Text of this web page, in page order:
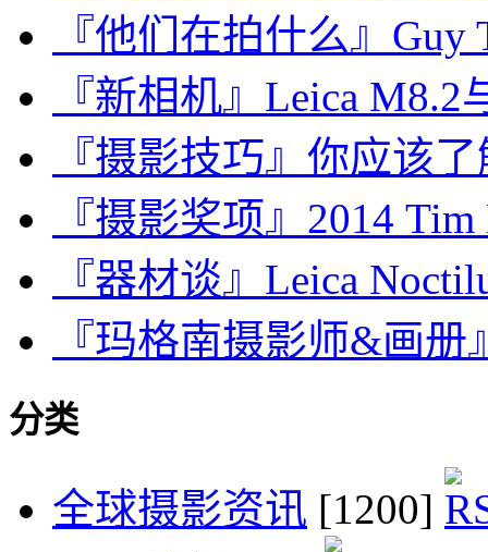
『他们在拍什么』
『新相机』Leica
『摄影技巧』你应该
『摄影奖项』2014
『器材谈』Leica
『玛格南摄影师&画册
分类
全球摄影资讯 [1200]